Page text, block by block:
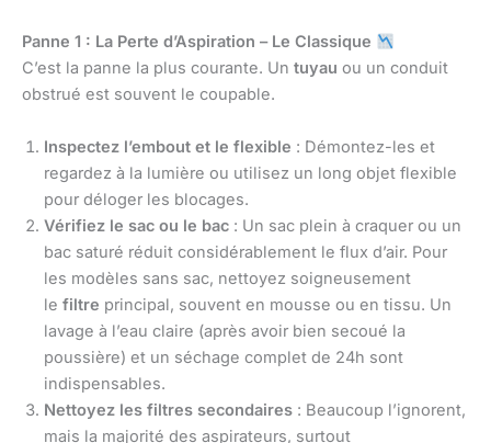
Panne 1 : La Perte d’Aspiration – Le Classique
C’est la panne la plus courante. Un tuyau ou un conduit
obstrué est souvent le coupable.
Inspectez l’embout et le flexible : Démontez-les et
regardez à la lumière ou utilisez un long objet flexible
pour déloger les blocages.
Vérifiez le sac ou le bac : Un sac plein à craquer ou un
bac saturé réduit considérablement le flux d’air. Pour
les modèles sans sac, nettoyez soigneusement
le filtre principal, souvent en mousse ou en tissu. Un
lavage à l’eau claire (après avoir bien secoué la
poussière) et un séchage complet de 24h sont
indispensables.
Nettoyez les filtres secondaires : Beaucoup l’ignorent,
mais la majorité des aspirateurs, surtout